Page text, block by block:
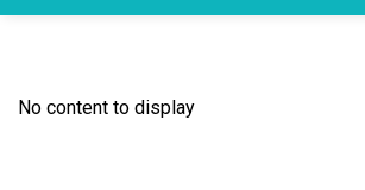
No content to display